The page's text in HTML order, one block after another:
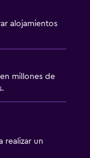
alojamientos
millones de
realizar un